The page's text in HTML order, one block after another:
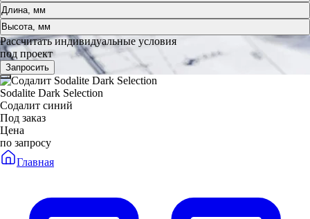
Длина, мм
Высота, мм
Рассчитать индивидуальные условия
под проект
Запросить
Sodalite Dark Selection
Содалит синий
Под заказ
Цена
по запросу
Главная